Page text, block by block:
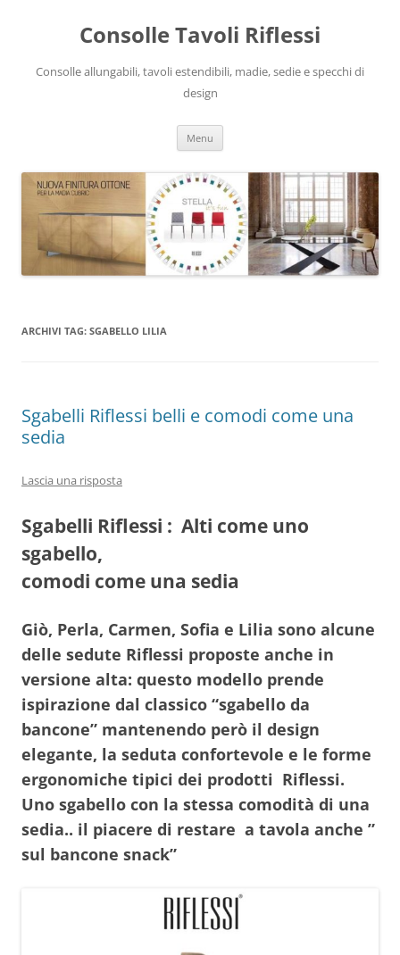
contenutoConsolle Tavoli Riflessi
Consolle allungabili, tavoli estendibili, madie, sedie e specchi di
design
Menu
ARCHIVI TAG: SGABELLO LILIA
Sgabelli Riflessi belli e comodi come una
sedia
Lascia una risposta
Sgabelli Riflessi : Alti come uno
sgabello,
comodi come una sedia
Giò, Perla, Carmen, Sofia e Lilia sono alcune
delle sedute Riflessi proposte anche in
versione alta: questo modello prende
ispirazione dal classico “sgabello da
bancone” mantenendo però il design
elegante, la seduta confortevole e le forme
ergonomiche tipici dei prodotti Riflessi.
Uno sgabello con la stessa comodità di una
sedia.. il piacere di restare a tavola anche ”
sul bancone snack”